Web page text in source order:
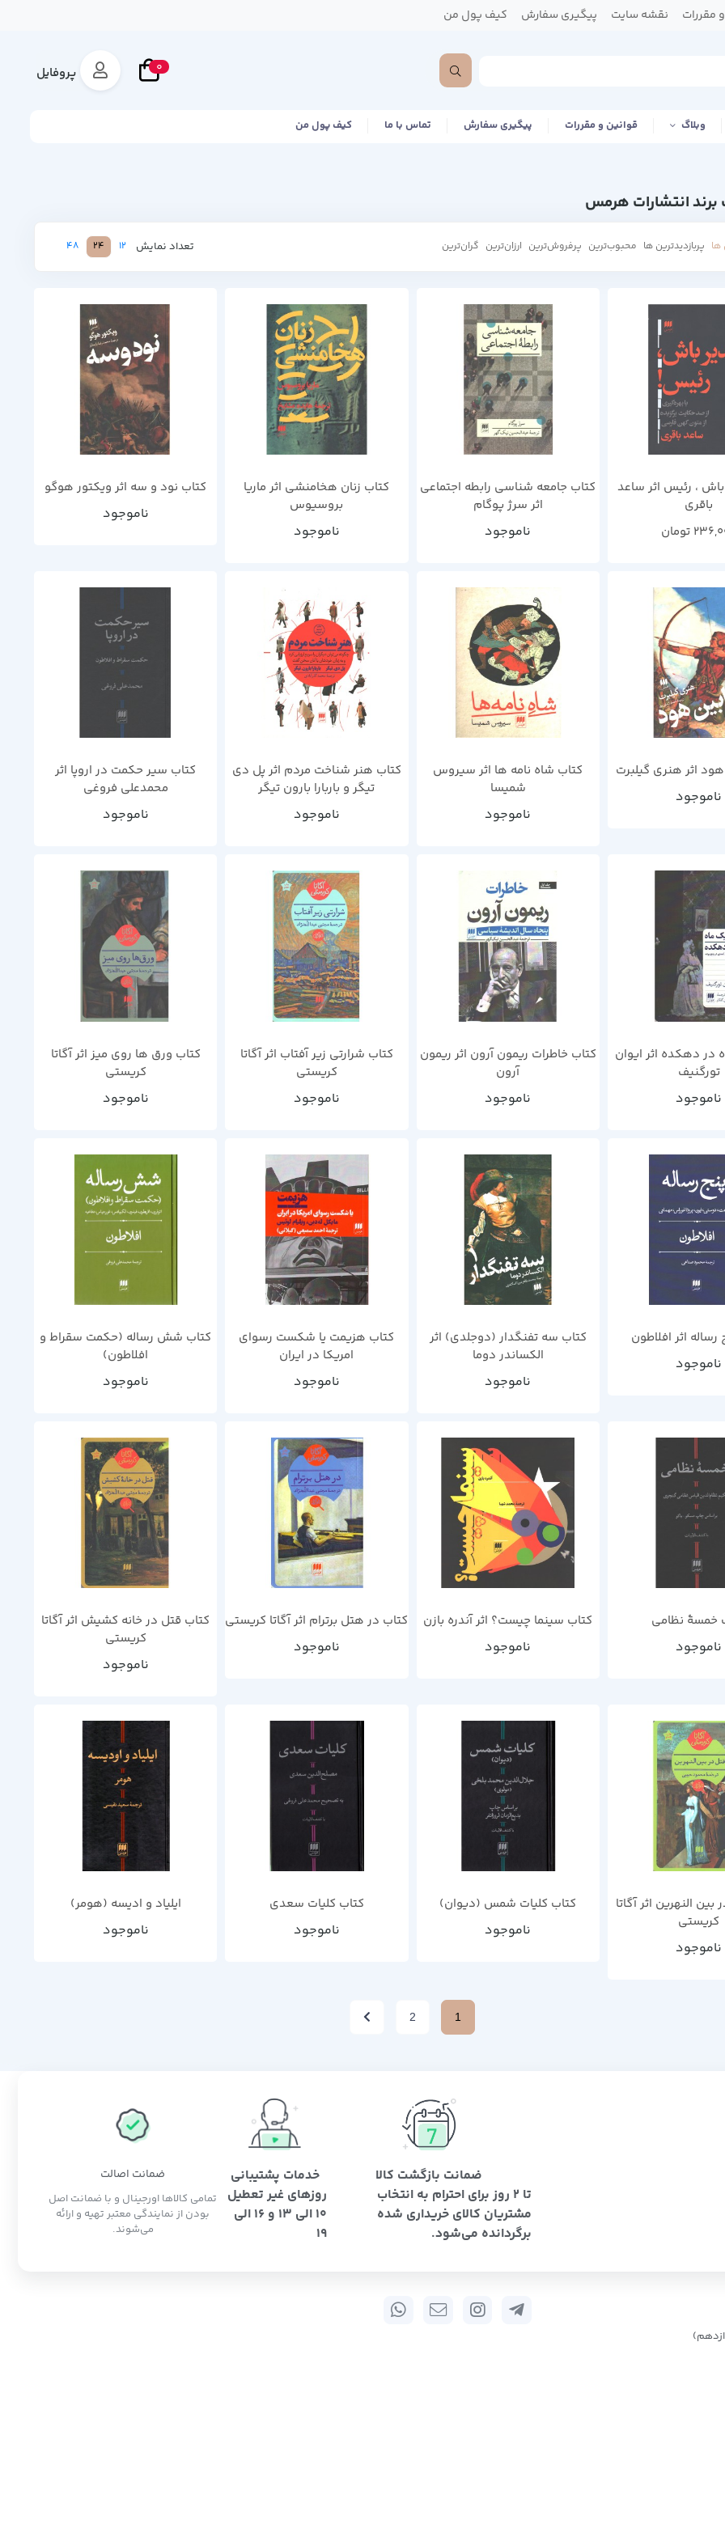
مقررات نقشه سایت پیگیری سفارش کیف پول من
0 پروفایل
وبلاگ قوانین و مقررات پیگیری سفارش تماس با ما کیف پول من
انتشارات هرمس
ها پربازدیدترین ها محبوب‌‌ترین پرفروش‌ترین ارزان‌ترین گران‌ترین تعداد نمایش 12
24
48
، رئیس اثر ساعد
باقری
تومان
کتاب جامعه شناسی رابطه اجتماعی
اثر سرژ پوگام
ناموجود
کتاب زنان هخامنشی اثر ماریا
بروسیوس
ناموجود
کتاب نود و سه اثر ویکتور هوگو
ناموجود
اثر هنری گیلبرت
ناموجود
کتاب شاه نامه ها اثر سیروس
شمیسا
ناموجود
کتاب هنر شناخت مردم اثر پل دی
تیگر و باربارا بارون تیگر
ناموجود
کتاب سیر حکمت در اروپا اثر
محمدعلی فروغی
ناموجود
در دهکده اثر ایوان
تورگنیف
ناموجود
کتاب خاطرات ریمون آرون اثر ریمون
آرون
ناموجود
کتاب شرارتی زیر آفتاب اثر آگاتا
کریستی
ناموجود
کتاب ورق ها روی میز اثر آگاتا
کریستی
ناموجود
اثر افلاطون
ناموجود
کتاب سه تفنگدار (دوجلدی) اثر
الکساندر دوما
ناموجود
کتاب هزیمت یا شکست رسوای
امریکا در ایران
ناموجود
کتاب شش رساله (حکمت سقراط و
افلاطون)
ناموجود
خمسۀ نظامی
ناموجود
کتاب سینما چیست؟ اثر آندره بازن
ناموجود
کتاب در هتل برترام اثر آگاتا کریستی
ناموجود
کتاب قتل در خانه کشیش اثر آگاتا
کریستی
ناموجود
النهرین اثر آگاتا
کریستی
ناموجود
کتاب کلیات شمس (دیوان)
ناموجود
کتاب کلیات سعدی
ناموجود
ایلیاد و ادیسه (هومر)
ناموجود
1
2
ضمانت بازگشت کالا
تا 2 روز برای احترام به انتخاب
مشتریان کالای خریداری شده
برگردانده می‌شود.
خدمات پشتیبانی
روزهای غیر تعطیل
10 الی 13 و 16 الی
19
ضمانت اصالت
تمامی کالاها اورجینال و با ضمانت اصل
بودن از نمایندگی معتبر تهیه و ارائه
می‌شوند.